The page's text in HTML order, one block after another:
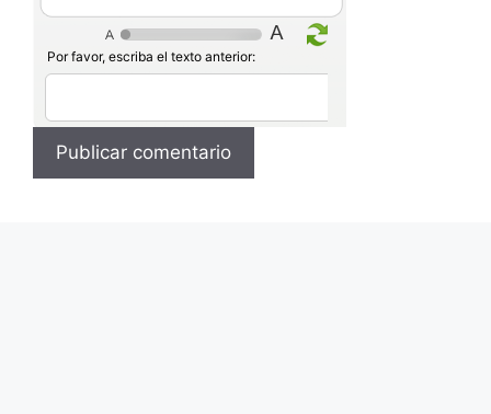
Por favor, escriba el texto anterior: